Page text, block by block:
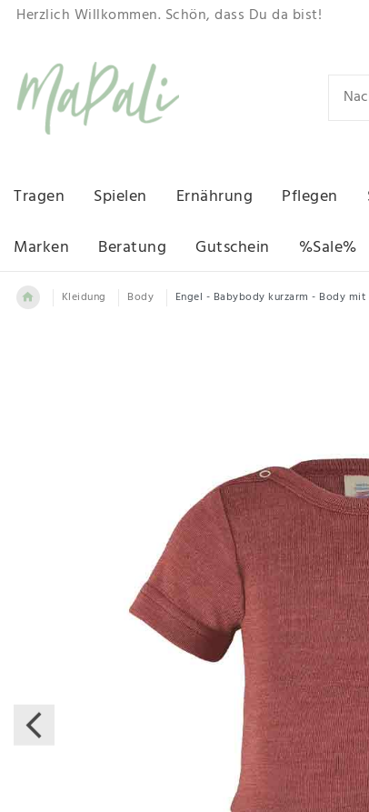
Herzlich Willkommen. Schön, dass Du da bist!
Tragen Spielen Ernährung Pflegen
Marken
Beratung Gutschein %Sale%
Kleidung Body Engel - Babybody kurzarm - Body